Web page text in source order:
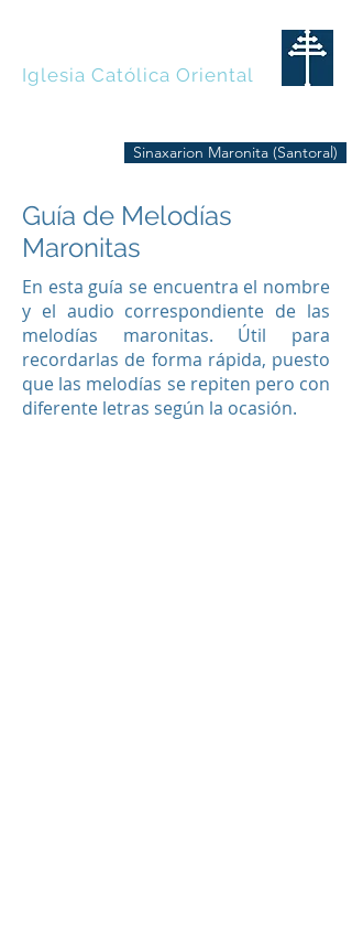
Iglesia Católica Oriental
Sinaxarion Maronita (Santoral)
Guía de Melodías
Maronitas
En esta guía se encuentra el nombre
y el audio correspondiente de las
melodías maronitas. Útil para
recordarlas de forma rápida, puesto
que las melodías se repiten pero con
diferente letras según la ocasión.